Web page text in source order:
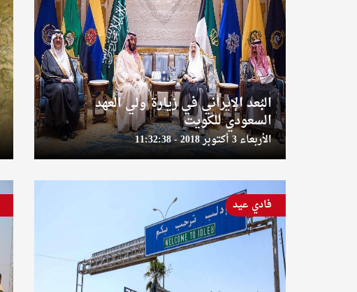
البُعد الإيراني في زيارة ولي العهد
السعودي للكويت
الأربعاء 3 أكتوبر 2018 - 11:32:38
فادي عيد